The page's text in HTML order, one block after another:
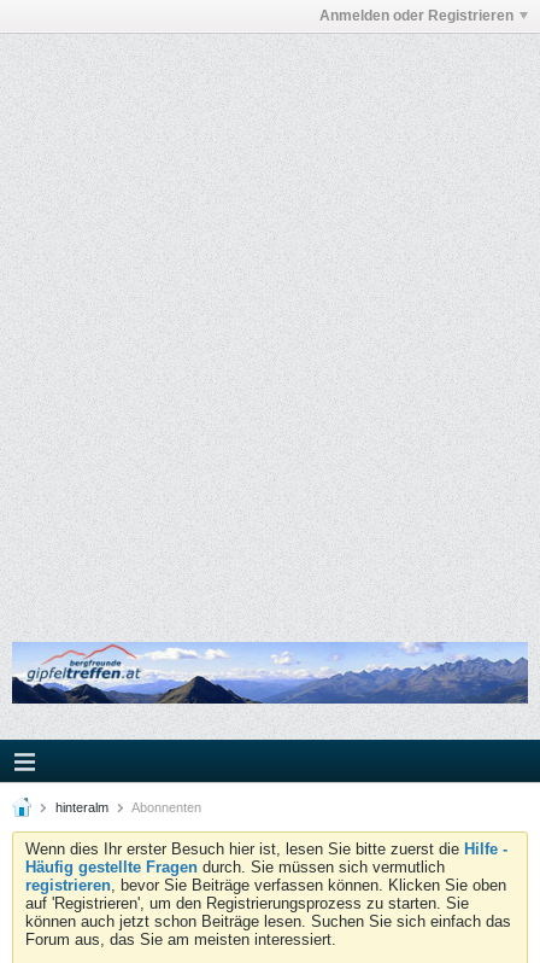
Anmelden oder Registrieren
hinteralm Abonnenten
Wenn dies Ihr erster Besuch hier ist, lesen Sie bitte zuerst die Hilfe -
Häufig gestellte Fragen durch. Sie müssen sich vermutlich
registrieren, bevor Sie Beiträge verfassen können. Klicken Sie oben
auf 'Registrieren', um den Registrierungsprozess zu starten. Sie
können auch jetzt schon Beiträge lesen. Suchen Sie sich einfach das
Forum aus, das Sie am meisten interessiert.